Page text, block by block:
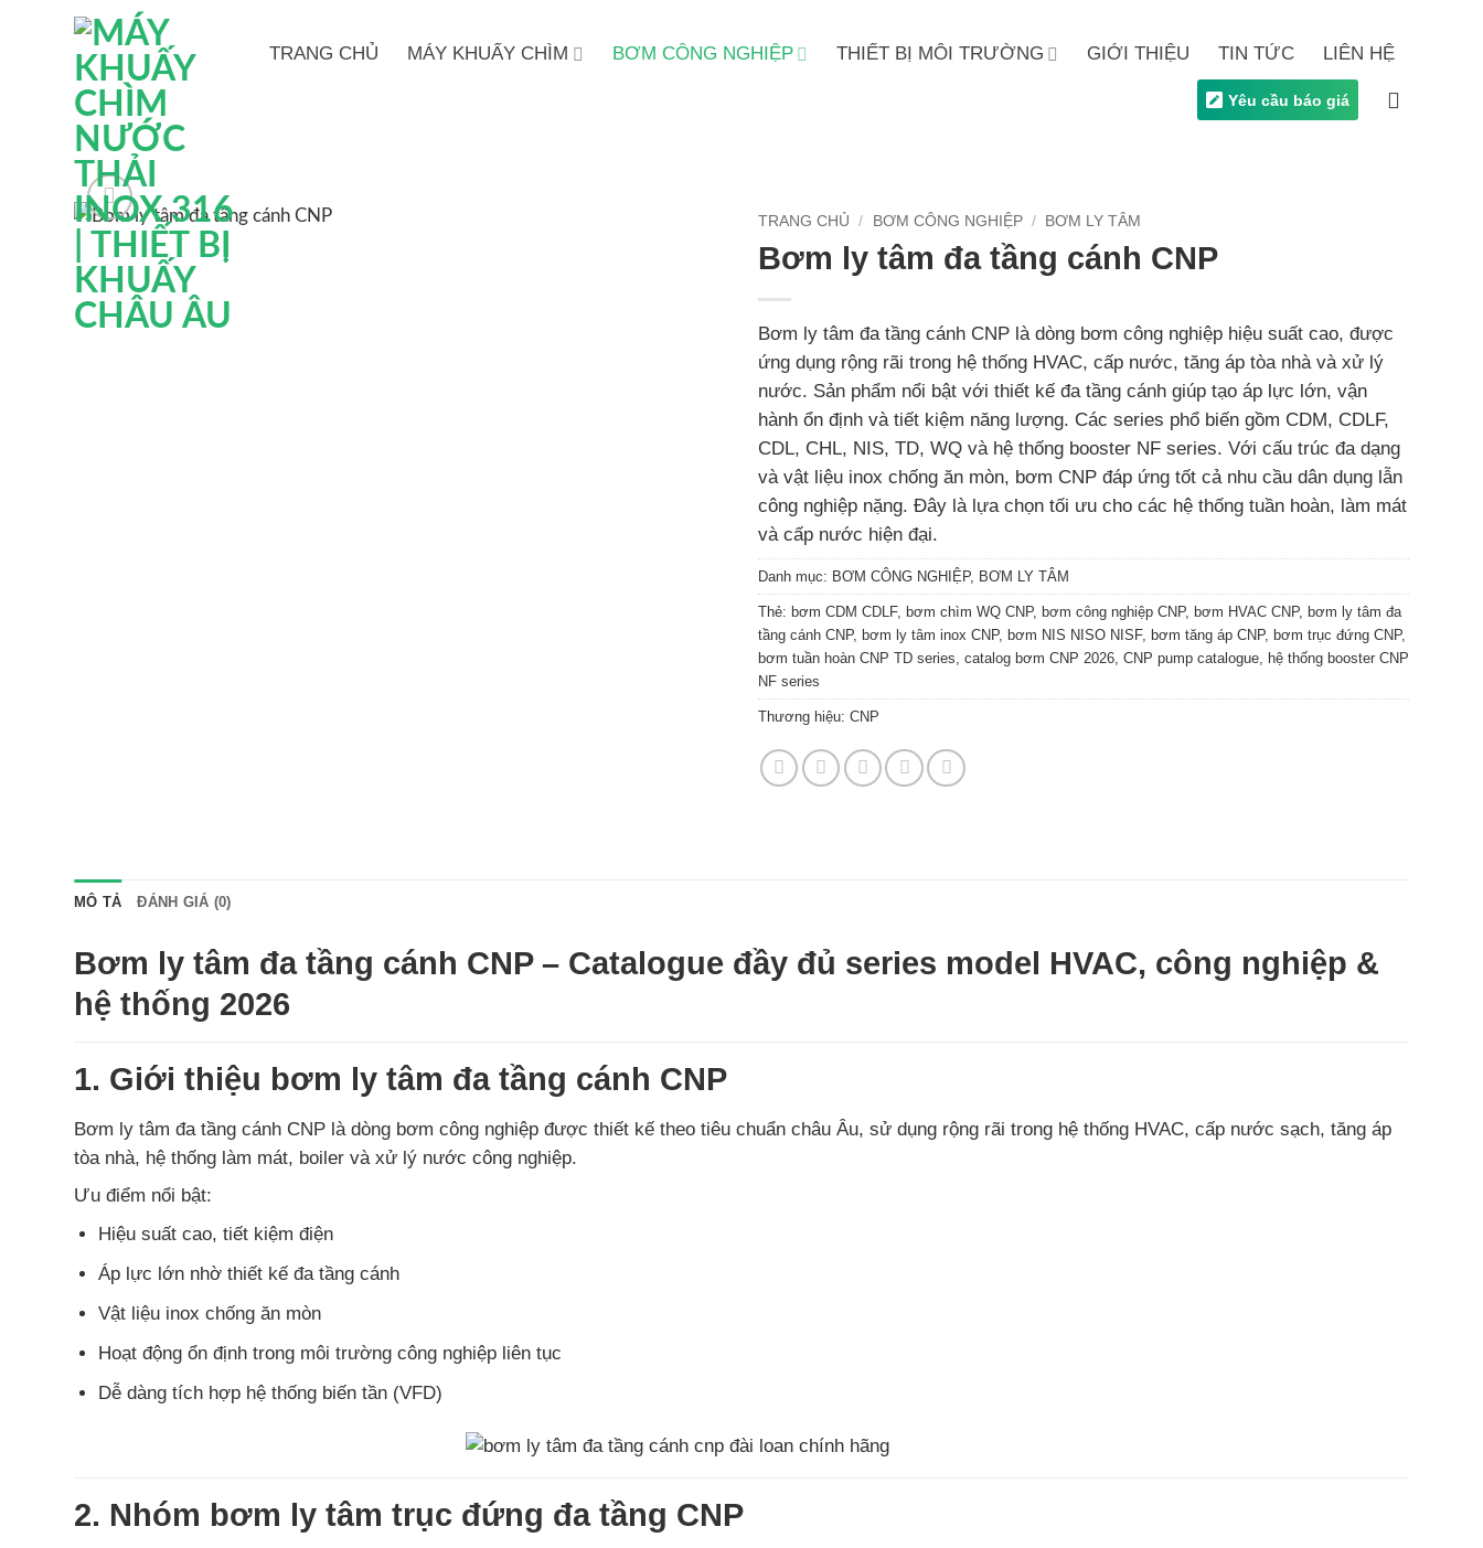
TRANG CHỦ MÁY KHUẤY CHÌM BƠM CÔNG NGHIỆP THIẾT BỊ MÔI TRƯỜNG GIỚI THIỆU TIN TỨC LIÊN HỆ
Yêu cầu báo giá
TRANG CHỦ / BƠM CÔNG NGHIỆP / BƠM LY TÂM
Bơm ly tâm đa tầng cánh CNP
Bơm ly tâm đa tầng cánh CNP là dòng bơm công nghiệp hiệu suất cao, được
ứng dụng rộng rãi trong hệ thống HVAC, cấp nước, tăng áp tòa nhà và xử lý
nước. Sản phẩm nổi bật với thiết kế đa tầng cánh giúp tạo áp lực lớn, vận
hành ổn định và tiết kiệm năng lượng. Các series phổ biến gồm CDM, CDLF,
CDL, CHL, NIS, TD, WQ và hệ thống booster NF series. Với cấu trúc đa dạng
và vật liệu inox chống ăn mòn, bơm CNP đáp ứng tốt cả nhu cầu dân dụng lẫn
công nghiệp nặng. Đây là lựa chọn tối ưu cho các hệ thống tuần hoàn, làm mát
và cấp nước hiện đại.
Danh mục: BƠM CÔNG NGHIỆP, BƠM LY TÂM
Thẻ: bơm CDM CDLF, bơm chìm WQ CNP, bơm công nghiệp CNP, bơm HVAC CNP, bơm ly tâm đa
tầng cánh CNP, bơm ly tâm inox CNP, bơm NIS NISO NISF, bơm tăng áp CNP, bơm trục đứng CNP,
bơm tuần hoàn CNP TD series, catalog bơm CNP 2026, CNP pump catalogue, hệ thống booster CNP
NF series
Thương hiệu: CNP
MÔ TẢ ĐÁNH GIÁ (0)
Bơm ly tâm đa tầng cánh CNP – Catalogue đầy đủ series model HVAC, công nghiệp &
hệ thống 2026
1. Giới thiệu bơm ly tâm đa tầng cánh CNP
Bơm ly tâm đa tầng cánh CNP là dòng bơm công nghiệp được thiết kế theo tiêu chuẩn châu Âu, sử dụng rộng rãi trong hệ thống HVAC, cấp nước sạch, tăng áp
tòa nhà, hệ thống làm mát, boiler và xử lý nước công nghiệp.
Ưu điểm nổi bật:
Hiệu suất cao, tiết kiệm điện
Áp lực lớn nhờ thiết kế đa tầng cánh
Vật liệu inox chống ăn mòn
Hoạt động ổn định trong môi trường công nghiệp liên tục
Dễ dàng tích hợp hệ thống biến tần (VFD)
2. Nhóm bơm ly tâm trục đứng đa tầng CNP